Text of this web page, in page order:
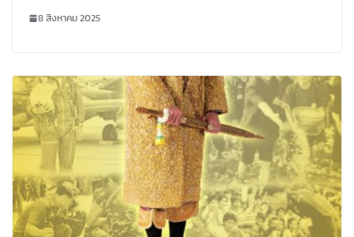
กรรมการ นักวิจัย และบุคคลทั่วไป) และโครงการ
8 สิงหาคม 2025